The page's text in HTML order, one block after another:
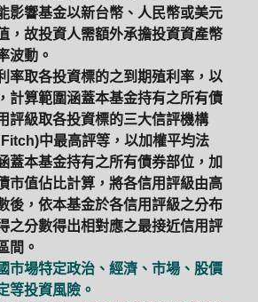
影響基金以新台幣、人民幣或美元
，故投資人需額外承擔投資資產幣
波動。
率取各投資標的之到期殖利率，以
計算範圍涵蓋本基金持有之所有債
評級取各投資標的三大信評機構
中最高評等，以加權平均法
蓋本基金持有之所有債券部位，加
市值佔比計算，將各信用評級由高
後，依本基金於各信用評級之分布
之分數得出相對應之最接近信用評
間。
市場特定政治、經濟、市場、股價
等投資風險。